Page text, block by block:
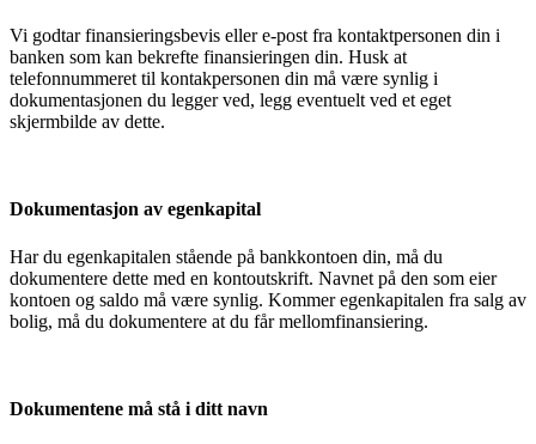
Vi godtar finansieringsbevis eller e-post fra kontaktpersonen din i
banken som kan bekrefte finansieringen din. Husk at
telefonnummeret til kontakpersonen din må være synlig i
dokumentasjonen du legger ved, legg eventuelt ved et eget
skjermbilde av dette.
Dokumentasjon av egenkapital
Har du egenkapitalen stående på bankkontoen din, må du
dokumentere dette med en kontoutskrift. Navnet på den som eier
kontoen og saldo må være synlig. Kommer egenkapitalen fra salg av
bolig, må du dokumentere at du får mellomfinansiering.
Dokumentene må stå i ditt navn